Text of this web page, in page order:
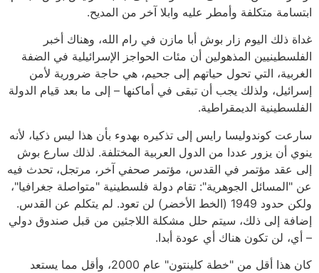
ابتسامة متكلفة وأمطر عليه وابلا آخر من المديح.
غداة ذلك اليوم زار بوش أبا مازن في رام الله، وهناك أخبر
الفلسطينيين المذهولين أن مئات الحواجز الإسرائيلية في الضفة
الغربية، التي تحول حياتهم إلى جحيم، هي حاجة ضرورية لأمن
إسرائيل، ولذلك يجب أن تبقى في أماكنها – إلى ما بعد قيام الدولة
الفلسطينية الديمقراطية.
سارعت كوندوليسا رايس إلى تذكيره بهدوء بأن هذا ليس ذكيا، لأنه
ينوي أن يزور عددا من الدول العربية المختلفة. لذلك سارع بوش
إلى عقد مؤتمر في القدس، مؤتمر صحفي آخر، مرتجل، تحدث فيه
عن "المسائل الجوهرية": تقام دولة فلسطينية "متواصلة جغرافيا"،
ولكن حدود 1949 (الخط الأخضر) لن تعود. لم يتكلم عن القدس.
إضافة إلى ذلك، سيتم حلل مشكلة اللاجئين من قبل صندوق دولي
– أي، لن تكون هناك أي عودة أبدا.
كان هذا أقل من "خطة كلينتون" عام 2000، وأقل مما يستعد